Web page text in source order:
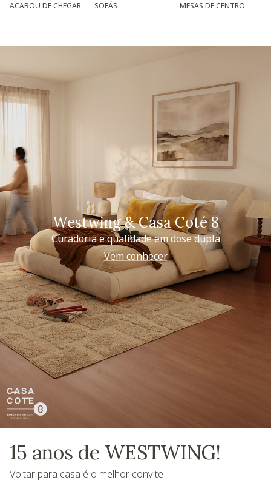
ACABOU DE CHEGAR SOFÁS MESAS DE CENTRO
Westwing & Casa Coté 8
Curadoria e qualidade em dose dupla
Vem conhecer
15 anos de WESTWING!
Voltar para casa é o melhor convite